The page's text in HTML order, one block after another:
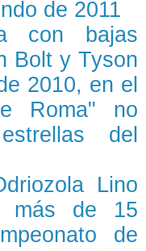
de 2011
con bajas
Bolt y Tyson
2010, en el
Roma" no
del
Lino
más de 15
de